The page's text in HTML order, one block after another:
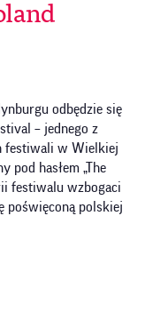
odbędzie się
– jednego z
festiwali w Wielkiej
pod hasłem „The
festiwalu wzbogaci
poświęconą polskiej